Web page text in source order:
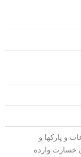
و پارکها و
خسارت وارده